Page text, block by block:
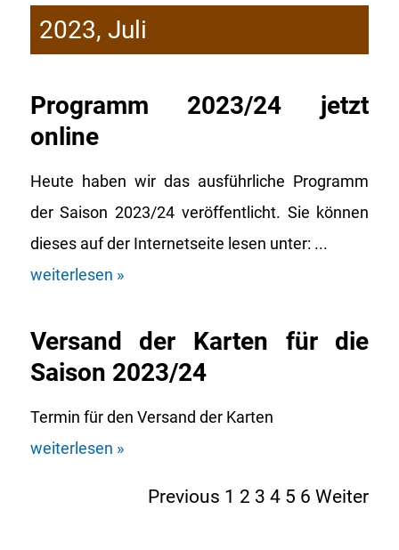
2023, Juli
Programm 2023/24 jetzt
online
Heute haben wir das ausführliche Programm
der Saison 2023/24 veröffentlicht. Sie können
dieses auf der Internetseite lesen unter: ...
weiterlesen »
Versand der Karten für die
Saison 2023/24
Termin für den Versand der Karten
weiterlesen »
Previous 1 2 3 4 5 6 Weiter